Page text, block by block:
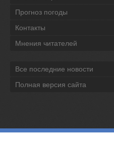
Прогноз погоды
Контакты
Мнения читателей
Все последние новости
Полная версия сайта